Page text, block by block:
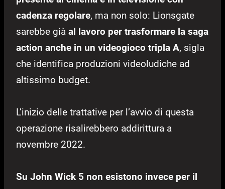
cadenza regolare, ma non solo: Lionsgate
sarebbe già al lavoro per trasformare la saga
action anche in un videogioco tripla A, sigla
che identifica produzioni videoludiche ad
altissimo budget.
L’inizio delle trattative per l’avvio di questa
operazione risalirebbero addirittura a
novembre 2022.
Su John Wick 5 non esistono invece per il